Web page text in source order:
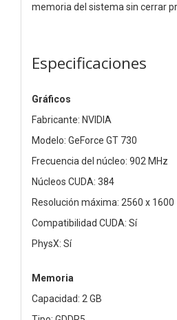
memoria del sistema sin cerrar
Especificaciones
Gráficos
Fabricante: NVIDIA
Modelo: GeForce GT 730
Frecuencia del núcleo: 902 MHz
Núcleos CUDA: 384
Resolución máxima: 2560 x 1600
Compatibilidad CUDA: Sí
PhysX: Sí
Memoria
Capacidad: 2 GB